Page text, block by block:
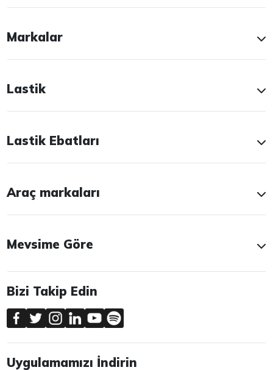
Markalar
Lastik
Lastik Ebatları
Araç markaları
Mevsime Göre
Bizi Takip Edin
Uygulamamızı İndirin